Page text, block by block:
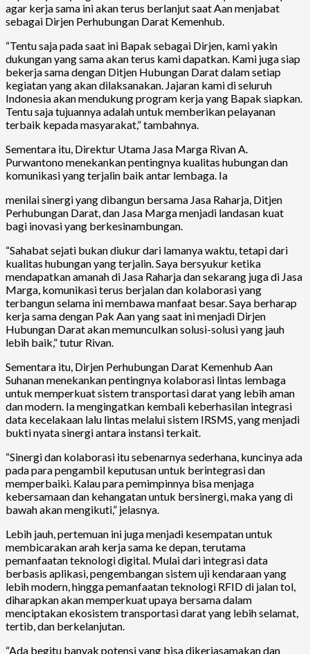
agar kerja sama ini akan terus berlanjut saat Aan menjabat
sebagai Dirjen Perhubungan Darat Kemenhub.
“Tentu saja pada saat ini Bapak sebagai Dirjen, kami yakin
dukungan yang sama akan terus kami dapatkan. Kami juga siap
bekerja sama dengan Ditjen Hubungan Darat dalam setiap
kegiatan yang akan dilaksanakan. Jajaran kami di seluruh
Indonesia akan mendukung program kerja yang Bapak siapkan.
Tentu saja tujuannya adalah untuk memberikan pelayanan
terbaik kepada masyarakat,” tambahnya.
Sementara itu, Direktur Utama Jasa Marga Rivan A.
Purwantono menekankan pentingnya kualitas hubungan dan
komunikasi yang terjalin baik antar lembaga. Ia
menilai sinergi yang dibangun bersama Jasa Raharja, Ditjen
Perhubungan Darat, dan Jasa Marga menjadi landasan kuat
bagi inovasi yang berkesinambungan.
“Sahabat sejati bukan diukur dari lamanya waktu, tetapi dari
kualitas hubungan yang terjalin. Saya bersyukur ketika
mendapatkan amanah di Jasa Raharja dan sekarang juga di Jasa
Marga, komunikasi terus berjalan dan kolaborasi yang
terbangun selama ini membawa manfaat besar. Saya berharap
kerja sama dengan Pak Aan yang saat ini menjadi Dirjen
Hubungan Darat akan memunculkan solusi-solusi yang jauh
lebih baik,” tutur Rivan.
Sementara itu, Dirjen Perhubungan Darat Kemenhub Aan
Suhanan menekankan pentingnya kolaborasi lintas lembaga
untuk memperkuat sistem transportasi darat yang lebih aman
dan modern. Ia mengingatkan kembali keberhasilan integrasi
data kecelakaan lalu lintas melalui sistem IRSMS, yang menjadi
bukti nyata sinergi antara instansi terkait.
“Sinergi dan kolaborasi itu sebenarnya sederhana, kuncinya ada
pada para pengambil keputusan untuk berintegrasi dan
memperbaiki. Kalau para pemimpinnya bisa menjaga
kebersamaan dan kehangatan untuk bersinergi, maka yang di
bawah akan mengikuti,” jelasnya.
Lebih jauh, pertemuan ini juga menjadi kesempatan untuk
membicarakan arah kerja sama ke depan, terutama
pemanfaatan teknologi digital. Mulai dari integrasi data
berbasis aplikasi, pengembangan sistem uji kendaraan yang
lebih modern, hingga pemanfaatan teknologi RFID di jalan tol,
diharapkan akan memperkuat upaya bersama dalam
menciptakan ekosistem transportasi darat yang lebih selamat,
tertib, dan berkelanjutan.
“Ada begitu banyak potensi yang bisa dikerjasamakan dan